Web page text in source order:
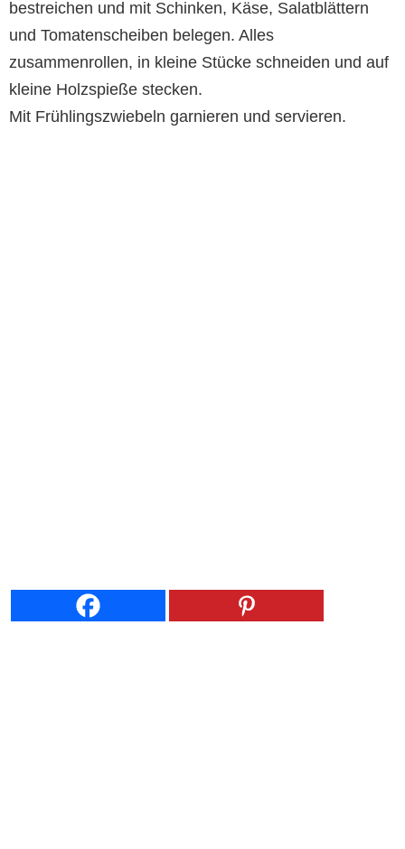
bestreichen und mit Schinken, Käse, Salatblättern
und Tomatenscheiben belegen. Alles
zusammenrollen, in kleine Stücke schneiden und auf
kleine Holzspieße stecken.
Mit Frühlingszwiebeln garnieren und servieren.